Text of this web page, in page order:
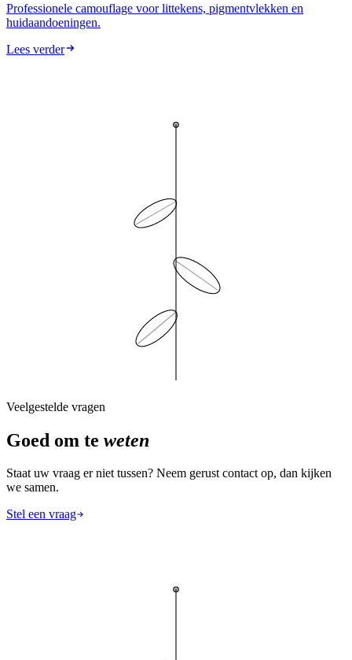
Professionele camouflage voor littekens, pigmentvlekken en
huidaandoeningen.
Lees verder
Veelgestelde vragen
Goed om te weten
Staat uw vraag er niet tussen? Neem gerust contact op, dan kijken
we samen.
Stel een vraag